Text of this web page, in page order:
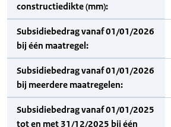
constructiedikte (mm):
Subsidiebedrag vanaf 01/01/2026
bij één maatregel:
Subsidiebedrag vanaf 01/01/2026
bij meerdere maatregelen:
Subsidiebedrag vanaf 01/01/2025
tot en met 31/12/2025 bij één